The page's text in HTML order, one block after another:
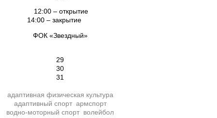
12:00 – открытие
14:00 – закрытие
ФОК «Звездный»
29
30
31
адаптивная физическая культура
адаптивный спорт армспорт
водно-моторный спорт волейбол